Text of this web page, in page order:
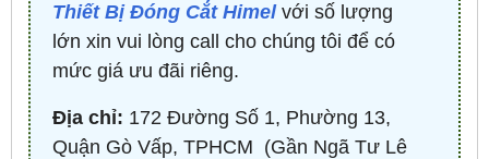
Thiết Bị Đóng Cắt Himelvới số lượng
lớn xin vui lòng call cho chúng tôi để có
mức giá ưu đãi riêng.
Địa chỉ: 172 Đường Số 1, Phường 13,
Quận Gò Vấp, TPHCM ​ (Gần Ngã Tư Lê